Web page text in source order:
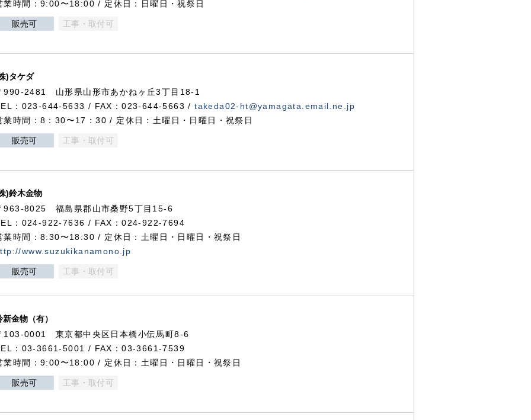
業時間：9:00〜18:00 / 定休日：日曜日・祝祭日
販売可 工事・取付可
)タケダ
990-2481 山形県山形市あかねヶ丘3丁目18-1
：023-644-5633 / FAX：023-644-5663 /takeda02-ht@yamagata.email.ne.jp
業時間：8：30〜17：30 / 定休日：土曜日・日曜日・祝祭日
販売可 工事・取付可
)鈴木金物
963-8025 福島県郡山市桑野5丁目15-6
：024-922-7636 / FAX：024-922-7694
業時間：8:30〜18:30 / 定休日：土曜日・日曜日・祝祭日
www.suzukikanamono.jp
販売可 工事・取付可
新金物（有）
103-0001 東京都中央区日本橋小伝馬町8-6
：03-3661-5001 / FAX：03-3661-7539
業時間：9:00〜18:00 / 定休日：土曜日・日曜日・祝祭日
販売可 工事・取付可